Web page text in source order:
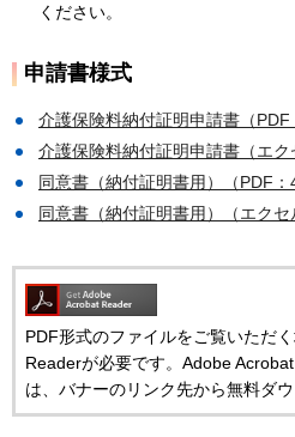
ください。
申請書様式
介護保険料納付証明申請書（PDF
介護保険料納付証明申請書（エク
同意書（納付証明書用）（PDF：
同意書（納付証明書用）（エクセ
PDF形式のファイルをご覧いただ
Readerが必要です。Adobe
は、バナーのリンク先から無料ダ